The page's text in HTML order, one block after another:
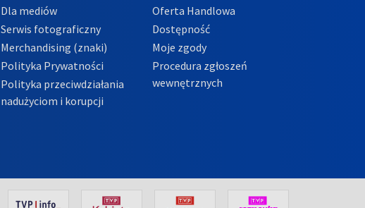
Dla mediów
Serwis fotograficzny
Merchandising (znaki)
Polityka Prywatności
Polityka przeciwdziałania
nadużyciom i korupcji
Oferta Handlowa
Dostępność
Moje zgody
Procedura zgłoszeń
wewnętrznych